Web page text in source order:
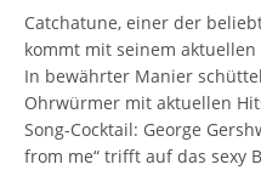
Catchatune, einer der
kommt mit seinem
In bewährter Manier
Ohrwürmer mit aktuellen
Song-Cocktail: George
from me“ trifft auf das sexy